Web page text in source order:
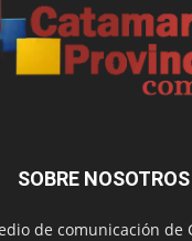
SOBRE NOSOTROS
de comunicación de